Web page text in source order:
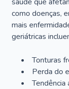
como doenças,
mais
geriátricas
Tonturas
Perda do
Tendência